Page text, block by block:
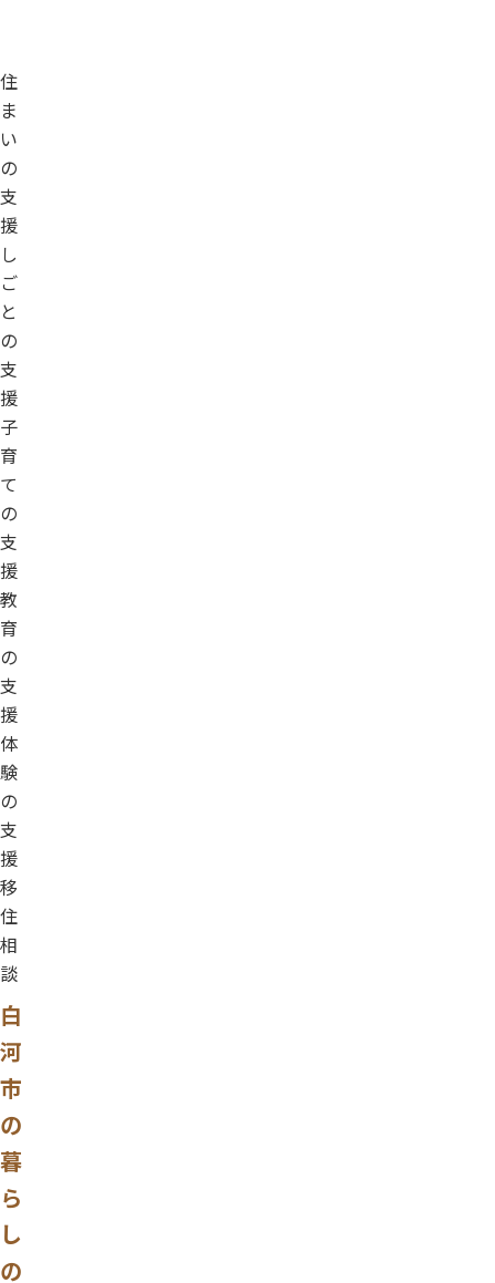
住
ま
い
の
支
援
し
ご
と
の
支
援
子
育
て
の
支
援
教
育
の
支
援
体
験
の
支
援
移
住
相
談
白
河
市
の
暮
ら
し
の